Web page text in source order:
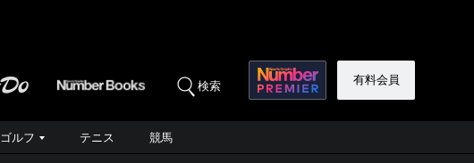
検索 有料会員
ゴルフ テニス 競馬